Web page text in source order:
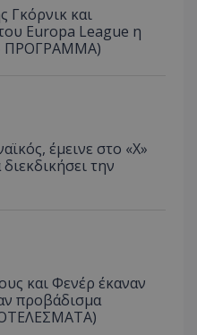
Γκόρνικ και
Europa League η
ΠΡΟΓΡΑΜΜΑ)
έμεινε στο «Χ»
την
και Φενέρ έκαναν
προβάδισμα